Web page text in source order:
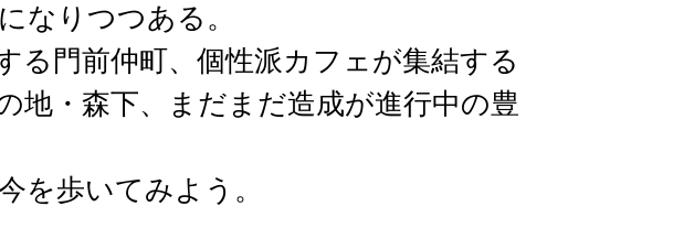
なりつつある。
る門前仲町、個性派カフェが集結する
地・森下、まだまだ造成が進行中の豊
を歩いてみよう。